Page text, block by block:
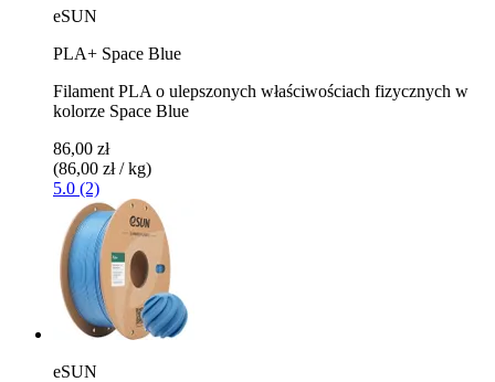
eSUN
PLA+ Space Blue
Filament PLA o ulepszonych właściwościach fizycznych w
kolorze Space Blue
86,00 zł
(86,00 zł / kg)
5.0 (2)
eSUN